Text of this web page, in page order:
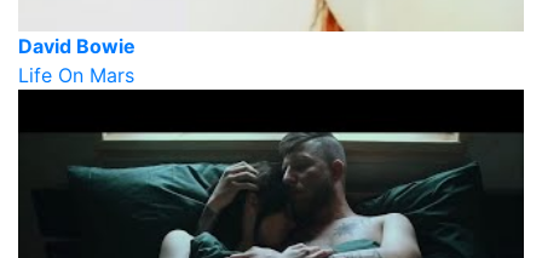
David Bowie
Life On Mars